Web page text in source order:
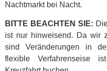
Nachtmarkt bei Nacht.
BITTE BEACHTEN SIE:
ist nur hinweisend. Da wir
sind Veränderungen in
flexible Verfahrenseise